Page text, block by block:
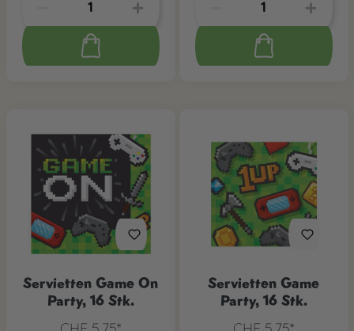
Servietten Game On
Party, 16 Stk.
Servietten Game
Party, 16 Stk.